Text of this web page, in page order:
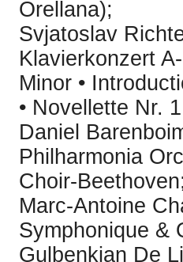
Orellana);
Svjatoslav
Klavierkonzert
Minor •
• Novellette Nr.
Daniel
Philharmonia
Choir-
Marc-Antoine
Symphonique &
Gulbenkian De